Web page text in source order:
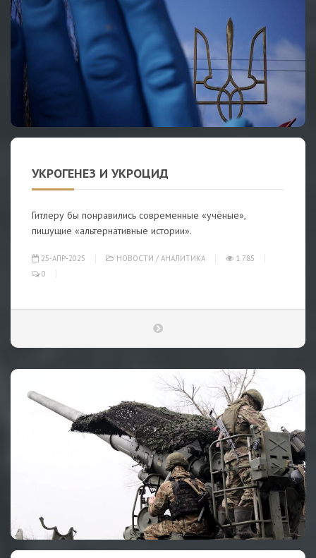
УКРОГЕНЕЗ И УКРОЦИД
Гитлеру бы понравились современные «учёные»,
пишущие «альтернативные истории».
25-АПР-2025 НОВОСТИ / АНАЛИТИКА
1 785
0